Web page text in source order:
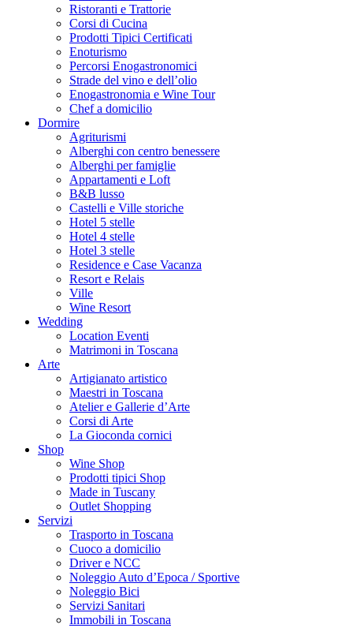
Ristoranti e Trattorie
Corsi di Cucina
Prodotti Tipici Certificati
Enoturismo
Percorsi Enogastronomici
Strade del vino e dell’olio
Enogastronomia e Wine Tour
Chef a domicilio
Dormire
Agriturismi
Alberghi con centro benessere
Alberghi per famiglie
Appartamenti e Loft
B&B lusso
Castelli e Ville storiche
Hotel 5 stelle
Hotel 4 stelle
Hotel 3 stelle
Residence e Case Vacanza
Resort e Relais
Ville
Wine Resort
Wedding
Location Eventi
Matrimoni in Toscana
Arte
Artigianato artistico
Maestri in Toscana
Atelier e Gallerie d’Arte
Corsi di Arte
La Gioconda cornici
Shop
Wine Shop
Prodotti tipici Shop
Made in Tuscany
Outlet Shopping
Servizi
Trasporto in Toscana
Cuoco a domicilio
Driver e NCC
Noleggio Auto d’Epoca / Sportive
Noleggio Bici
Servizi Sanitari
Immobili in Toscana